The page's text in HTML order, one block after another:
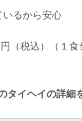
いるから安心
（税込）（１食
タイヘイの詳細